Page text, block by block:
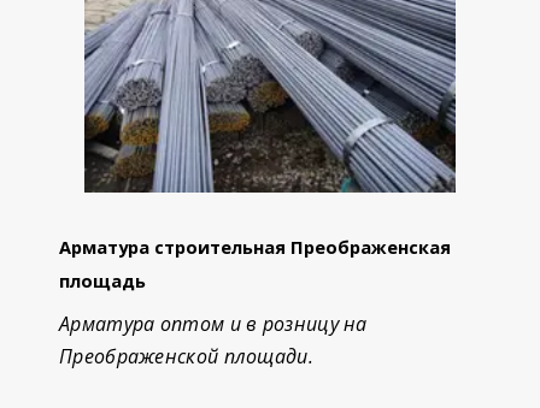
Арматура строительная Преображенская
площадь
Арматура оптом и в розницу на
Преображенской площади.